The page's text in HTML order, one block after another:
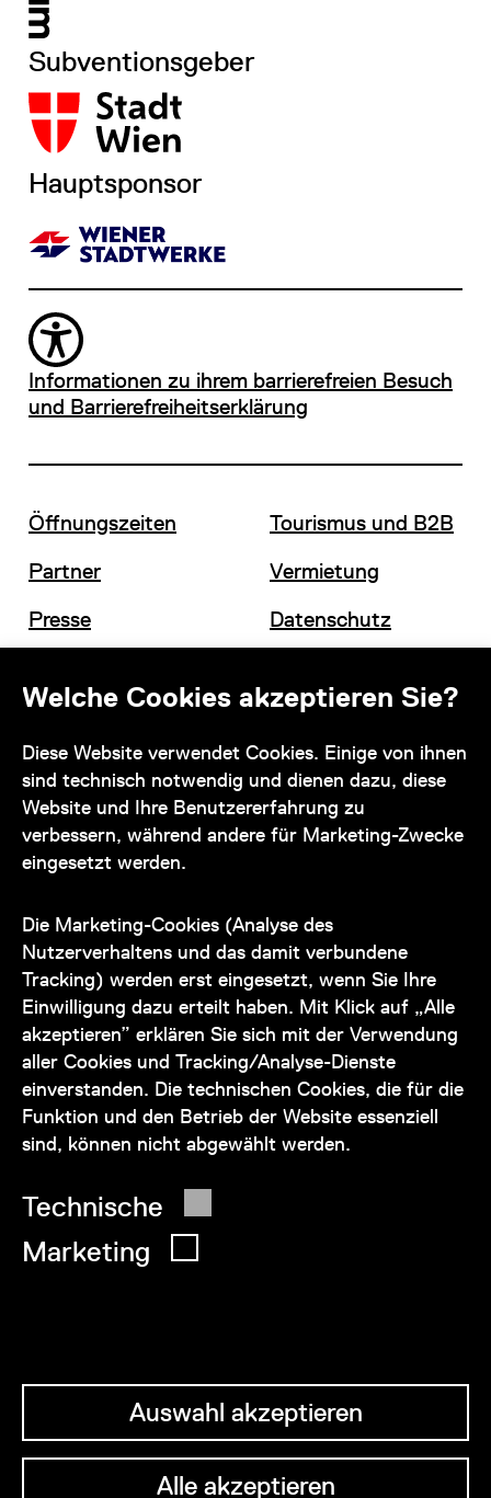
Welche Cookies akzeptieren Sie?
Diese Website verwendet Cookies. Einige von ihnen
sind technisch notwendig und dienen dazu, diese
Website und Ihre Benutzererfahrung zu
verbessern, während andere für Marketing-Zwecke
eingesetzt werden.
Die Marketing-Cookies (Analyse des
Nutzerverhaltens und das damit verbundene
Tracking) werden erst eingesetzt, wenn Sie Ihre
Einwilligung dazu erteilt haben. Mit Klick auf „Alle
akzeptieren” erklären Sie sich mit der Verwendung
aller Cookies und Tracking/Analyse-Dienste
einverstanden. Die technischen Cookies, die für die
Funktion und den Betrieb der Website essenziell
sind, können nicht abgewählt werden.
Technische
Marketing
Auswahl akzeptieren
Alle akzeptieren
Subventionsgeber
Hauptsponsor
Informationen zu ihrem barrierefreien Besuch
und Barrierefreiheitserklärung
Öffnungszeiten
Partner
Presse
Tourismus und B2B
Vermietung
Datenschutz
Kontakt
zu den Öffnungszeiten des Museums
auch telefonisch zur Verfügung:
+43 1 505 87 47 85173
service@wienmuseum.at
© 2026 Wien Museum